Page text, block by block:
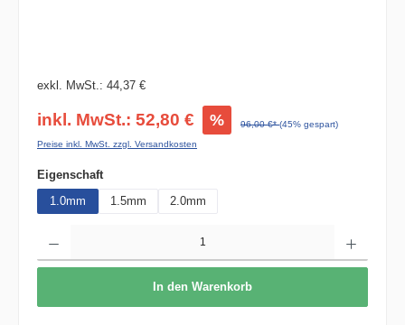
exkl. MwSt.: 44,37 €
inkl. MwSt.: 52,80 € % 96,00 €*(45% gespart)
Preise inkl. MwSt. zzgl. Versandkosten
Eigenschaftauswählen
1.0mm
1.5mm 2.0mm
In den Warenkorb